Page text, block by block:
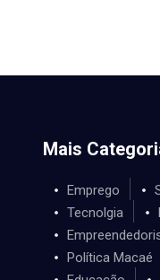
Mais
Emprego
Tecnolgia
Política Macaé